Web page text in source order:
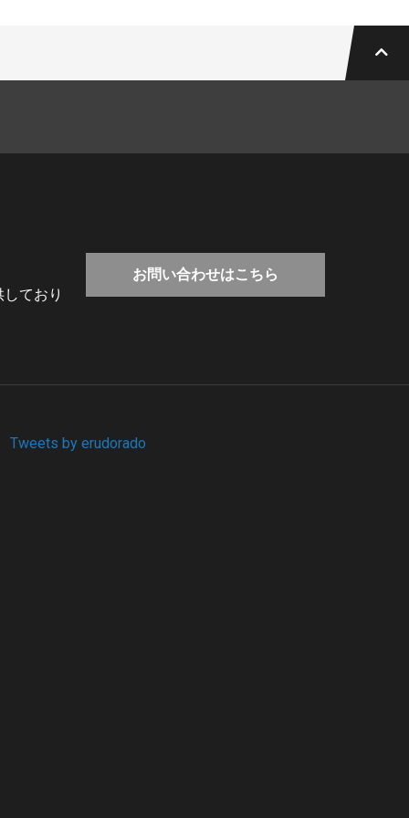
ており
お問い合わせはこちら
Tweets by erudorado